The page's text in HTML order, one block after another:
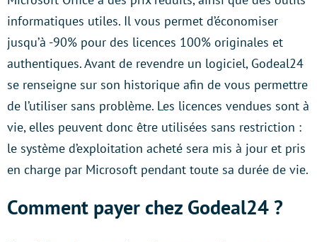
informatiques utiles. Il vous permet d’économiser
jusqu’à -90% pour des licences 100% originales et
authentiques. Avant de revendre un logiciel, Godeal24
se renseigne sur son historique afin de vous permettre
de l’utiliser sans problème. Les licences vendues sont à
vie, elles peuvent donc être utilisées sans restriction :
le système d’exploitation acheté sera mis à jour et pris
en charge par Microsoft pendant toute sa durée de vie.
Comment payer chez Godeal24 ?